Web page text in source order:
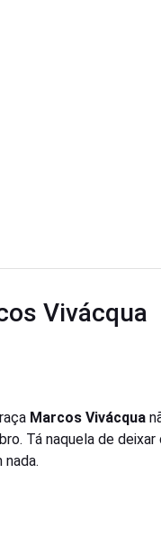
Vivácqua
Marcos Vivácqua
Tá naquela de
nada.